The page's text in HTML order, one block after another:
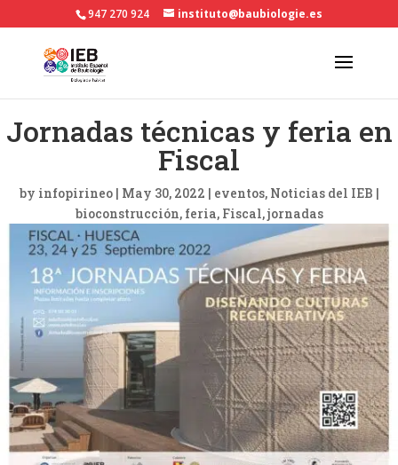
947 270 924 instituto@baubiologie.es
Jornadas técnicas y feria en
Fiscal
by infopirineo| May 30, 2022 | eventos, Noticias del IEB |
bioconstrucción feria Fiscal jornadas